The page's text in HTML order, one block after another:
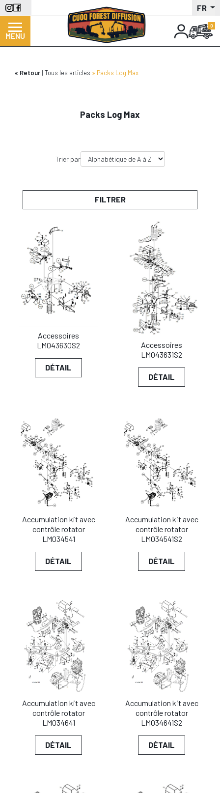
Aller
au
contenu
principal
FR
MENU
Retour Tous les articles Packs Log Max
Packs Log Max
Trier par
FILTRER
Accessoires
LM043630S2
DÉTAIL
Accessoires
LM043631S2
DÉTAIL
Accumulation kit avec
contrôle rotator
LM034541
DÉTAIL
Accumulation kit avec
contrôle rotator
LM034541S2
DÉTAIL
Accumulation kit avec
contrôle rotator
LM034641
DÉTAIL
Accumulation kit avec
contrôle rotator
LM034641S2
DÉTAIL